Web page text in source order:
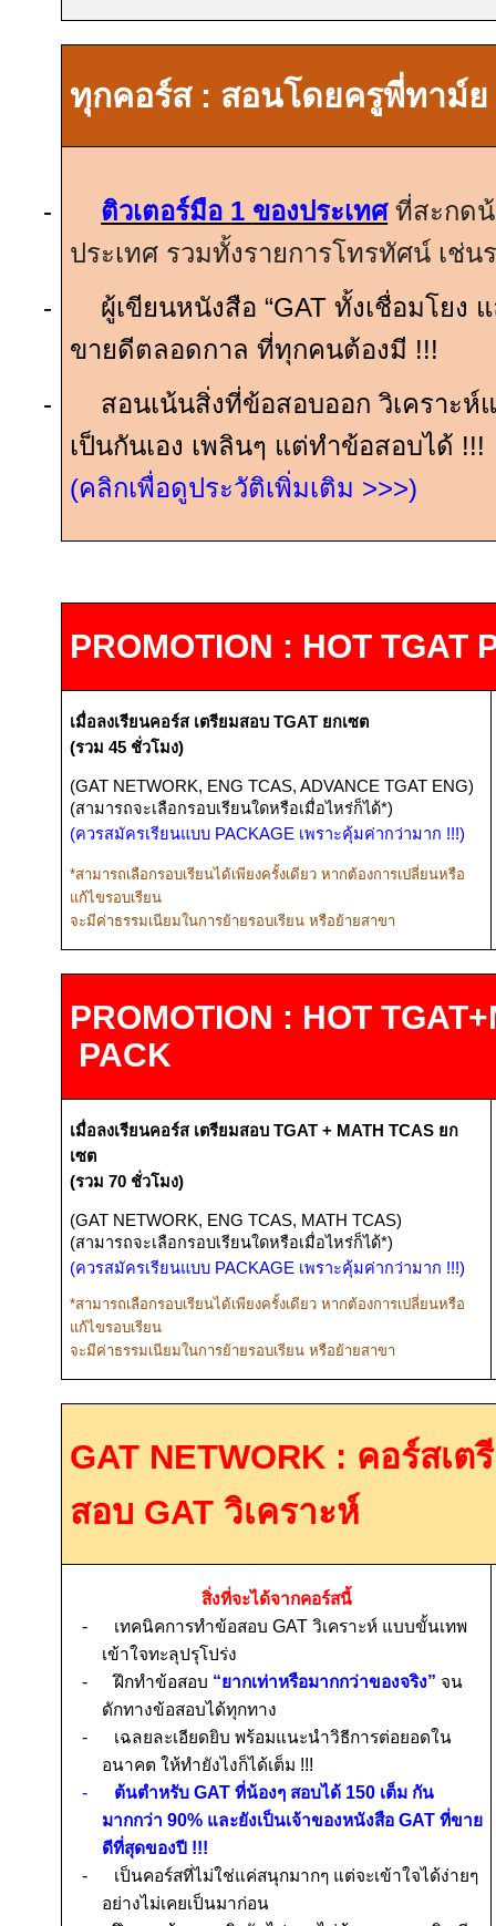
ทุกคอร์ส : สอนโดยครูพี่ทาม์ย
- ติวเตอร์มือ 1 ของประเทศ ที่สะกด
ประเทศ รวมทั้งรายการโทรทัศน์ เช่
-
ผู้เขียนหนังสือ “GAT ทั้งเชื่อมโยง
ขายดีตลอดกาล ที่ทุกคนต้องมี !!!
-
สอนเน้นสิ่งที่ข้อสอบออก วิเคราะห์
เป็นกันเอง เพลินๆ แต่ทำข้อสอบได้ !!!
(คลิกเพื่อดูประวัติเพิ่มเติม >>>)
PROMOTION : HOT TGAT
เมื่อลงเรียนคอร์ส เตรียมสอบ TGAT ยกเซต
(รวม45 ชั่วโมง)
(GAT NETWORK, ENG TCAS, ADVANCE TGAT ENG)
(สามารถจะเลือกรอบเรียนใดหรือเมื่อไหร่ก็ได้*)
(ควรสมัครเรียนแบบ PACKAGE เพราะคุ้มค่ากว่ามาก !!!)
*สามารถเลือกรอบเรียนได้เพียงครั้งเดียว หากต้องการเปลี่ยนหรือ
แก้ไขรอบเรียน
จะมีค่าธรรมเนียมในการย้ายรอบเรียน หรือย้ายสาขา
PROMOTION : HOT
PACK
เมื่อลงเรียนคอร์ส เตรียมสอบ TGAT + MATH TCAS ยก
เซต
(รวม70 ชั่วโมง)
(GAT NETWORK, ENG TCAS, MATH TCAS)
(สามารถจะเลือกรอบเรียนใดหรือเมื่อไหร่ก็ได้*)
(ควรสมัครเรียนแบบ PACKAGE เพราะคุ้มค่ากว่ามาก !!!)
*สามารถเลือกรอบเรียนได้เพียงครั้งเดียว หากต้องการเปลี่ยนหรือ
แก้ไขรอบเรียน
จะมีค่าธรรมเนียมในการย้ายรอบเรียน หรือย้ายสาขา
GAT NETWORK : คอร์สเต
สอบ GATวิเคราะห์
สิ่งที่จะได้จากคอร์สนี้
-
เทคนิคการทำข้อสอบ GAT วิเคราะห์ แบบขั้นเทพ
เข้าใจทะลุปรุโปร่ง
-
ฝึกทำข้อสอบ “ยากเท่าหรือมากกว่าของจริง” จน
ดักทางข้อสอบได้ทุกทาง
-
เฉลยละเอียดยิบ พร้อมแนะนำวิธีการต่อยอดใน
อนาคต ให้ทำยังไงก็ได้เต็ม !!!
-
ต้นตำหรับ GAT ที่น้องๆ สอบได้150 เต็ม กัน
มากกว่า 90% และยังเป็นเจ้าของหนังสือ GAT ที่ขาย
ดีที่สุดของปี !!!
-
เป็นคอร์สที่ไม่ใช่แค่สนุกมากๆ แต่จะเข้าใจได้ง่ายๆ
อย่างไม่เคยเป็นมาก่อน